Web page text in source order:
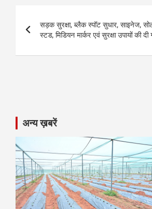
o
o
k
g
er
A
p
p
a
m
navigation
सड़क सुरक्षा, ब्लैक स्पॉट सुधार, साइनेज,
स्टड, मिडियन मार्कर एवं सुरक्षा उपायों की
अन्य ख़बरें